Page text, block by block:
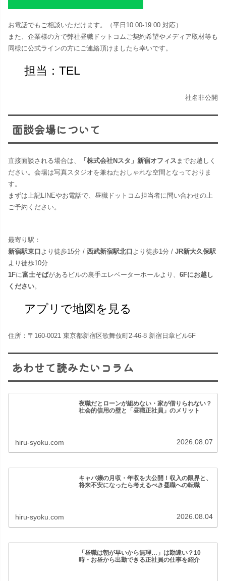
お電話でもご相談いただけます。（平日10:00-19:00 対応​）
また、企業様の方で弊社昼職ドットコムご契約希望やメディア取材等も
同様に公式ラインの方にご連絡頂けましたら幸いです。
担当：TEL
社名非公開
面談会場について
直接面談される場合は、 「株式会社Nスタ」新宿オフィス までお越しく
ださい。​会場は写真スタジオを兼ねたおしゃれな空間となっておりま
す。
まずは上記LINEやお電話で、昼職ドットコム担当者に問い合わせの上
ご予約ください。
最寄り駅：
新宿駅東口 より徒歩15分 / 西武新宿駅北口 より徒歩1分 / JR新大久保駅
より徒歩10分
1Fに富士そばがあるビルの裏手エレベーターホールより、 6Fにお越し
ください。
アプリで地図を見る
住所：〒160-0021 東京都新宿区歌舞伎町2-46-8 新宿日章ビル6F
あわせて読みたいコラム
夜職だとローンが組めない・家が借りられない？
社会的信用の壁と「昼職正社員」のメリット
hiru-syoku.com 2026.08.07
キャバ嬢の月収・年収を大公開！収入の限界と、
将来不安になったら考えるべき昼職への転職
hiru-syoku.com 2026.08.04
「昼職は朝が早いから無理…」は勘違い？10
時・お昼から出勤できる正社員の仕事を紹介